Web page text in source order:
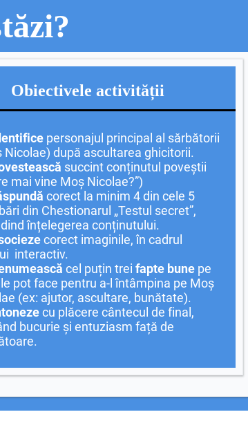
Obiectivele activității
personajul principal al sărbătorii
Nicolae) după ascultarea ghicitorii.
succint conținutul poveștii
mai vine Moș Nicolae?”)
corect la minim 4 din cele 5
din Chestionarul „Testul secret”,
înțelegerea conținutului.
corect imaginile, în cadrul
interactiv.
cel puțin trei fapte bune pe
pot face pentru a-l întâmpina pe Moș
(ex: ajutor, ascultare, bunătate).
cu plăcere cântecul de final,
bucurie și entuziasm față de